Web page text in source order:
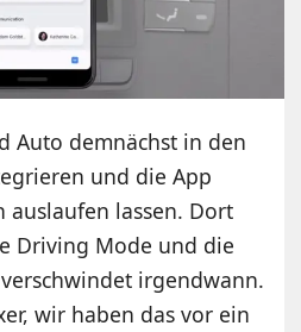
Auto demnächst in den
und die App
auslaufen lassen. Dort
Driving Mode und die
irgendwann.
wir haben das vor ein